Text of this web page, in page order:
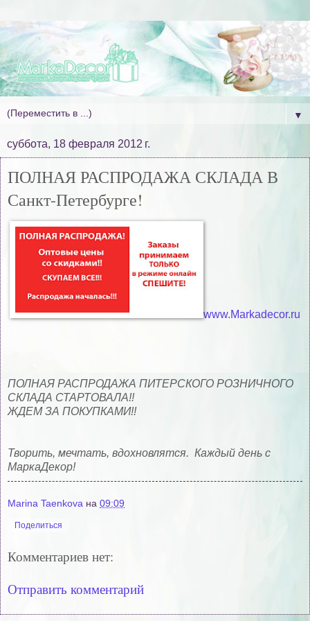
▼
суббота, 18 февраля 2012 г.
ПОЛНАЯ РАСПРОДАЖА СКЛАДА В
Санкт-Петербурге!
www.Markadecor.ru
ПОЛНАЯ РАСПРОДАЖА ПИТЕРСКОГО РОЗНИЧНОГО
СКЛАДА СТАРТОВАЛА!!
ЖДЕМ ЗА ПОКУПКАМИ!!
Творить, мечтать, вдохновлятся. Каждый день с
МаркаДекор!
Marina Taenkova на 09:09
Поделиться
Комментариев нет:
Отправить комментарий